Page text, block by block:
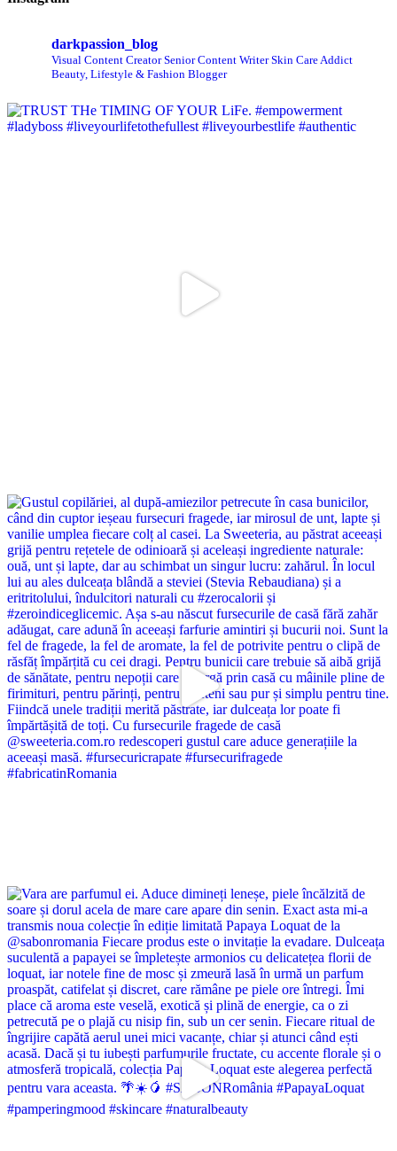
darkpassion_blog
Visual Content CreatorSenior Content WriterSkin Care Addict
Beauty, Lifestyle & Fashion Blogger